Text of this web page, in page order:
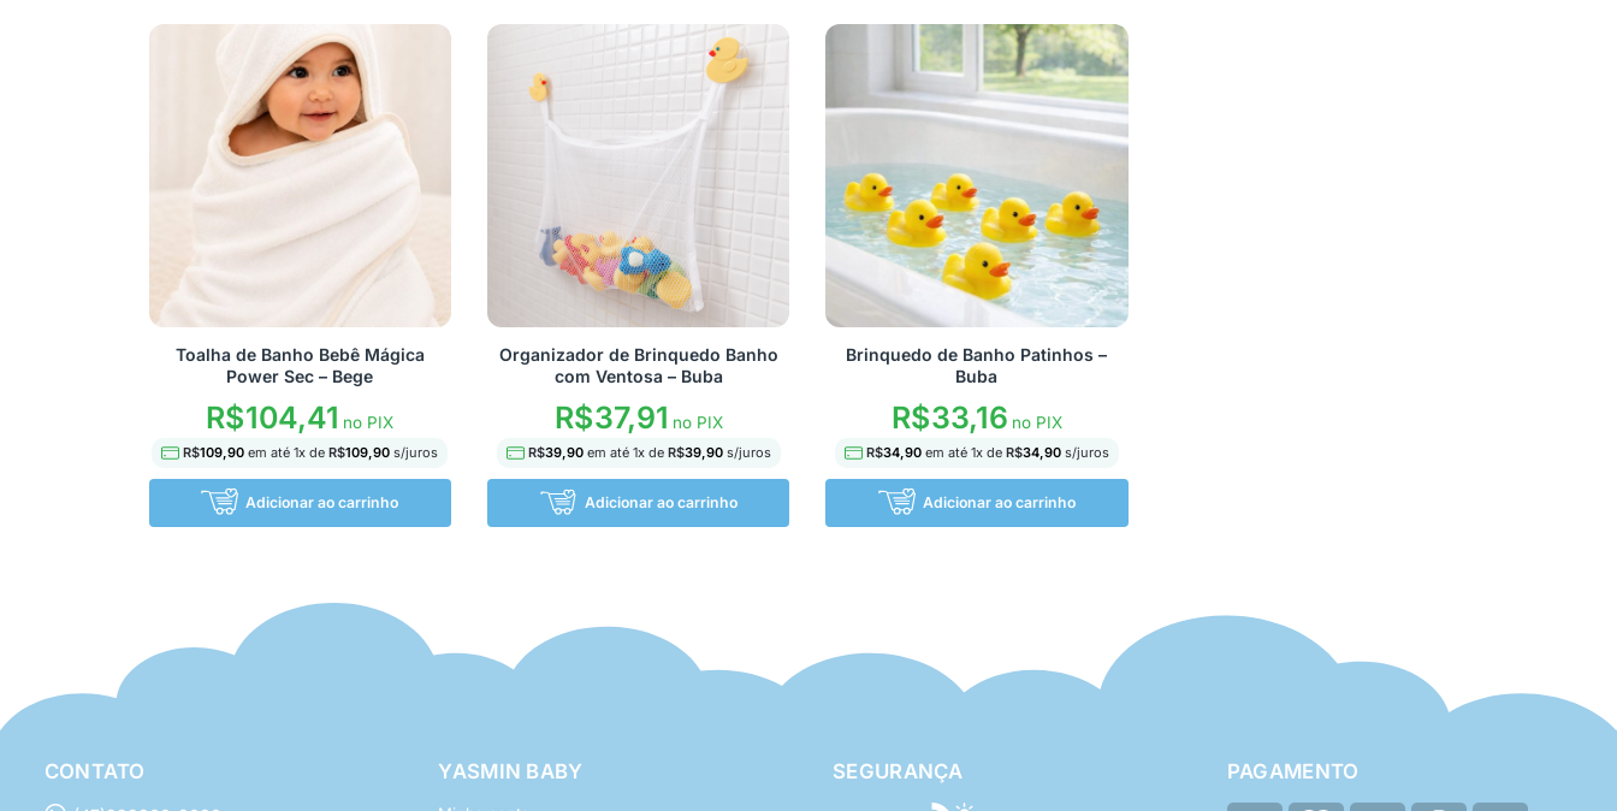
Toalha de Banho Bebê Mágica
Power Sec – Bege
R$104,41 no PIX
R$109,90 em até1x deR$109,90 s/juros
Adicionar ao carrinho
Organizador de Brinquedo Banho
com Ventosa – Buba
R$37,91 no PIX
R$39,90 em até 1x de R$39,90s/juros
Adicionar ao carrinho
Brinquedo de Banho Patinhos –
Buba
R$33,16no PIX
R$34,90 em até 1x de R$34,90s/juros
Adicionar ao carrinho
CONTATO YASMIN BABY SEGURANÇA PAGAMENTO